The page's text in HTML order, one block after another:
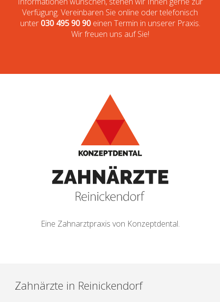
Verfügung. Vereinbaren Sie online oder telefonisch
unter030 495 90 90einen Termin in unserer Praxis.
Wir freuen uns auf Sie!
Eine Zahnarztpraxis von Konzeptdental.
Zahnärzte in Reinickendorf